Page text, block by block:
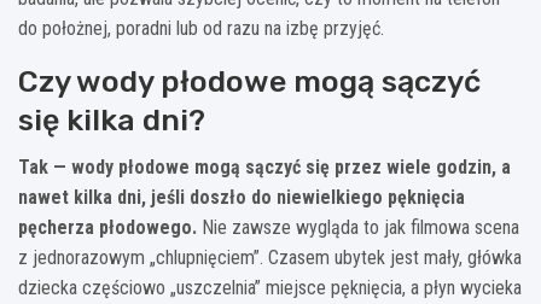
do położnej, poradni lub od razu na izbę przyjęć.
Czy wody płodowe mogą sączyć
się kilka dni?
Tak — wody płodowe mogą sączyć się przez wiele godzin, a
nawet kilka dni, jeśli doszło do niewielkiego pęknięcia
pęcherza płodowego. Nie zawsze wygląda to jak filmowa scena
z jednorazowym „chlupnięciem”. Czasem ubytek jest mały, główka
dziecka częściowo „uszczelnia” miejsce pęknięcia, a płyn wycieka